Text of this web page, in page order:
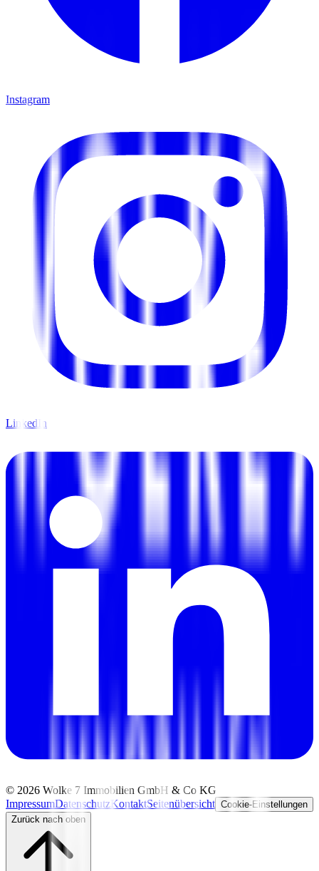
Instagram
LinkedIn
© 2026 Wolke 7 Immobilien GmbH & Co KG
ImpressumDatenschutzKontaktSeitenübersicht Cookie-Einstellungen
Zurück nach oben